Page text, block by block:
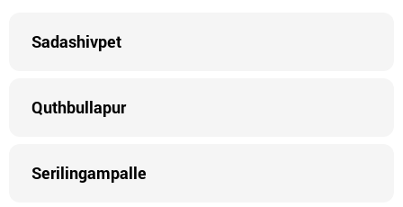
Sadashivpet
Quthbullapur
Serilingampalle